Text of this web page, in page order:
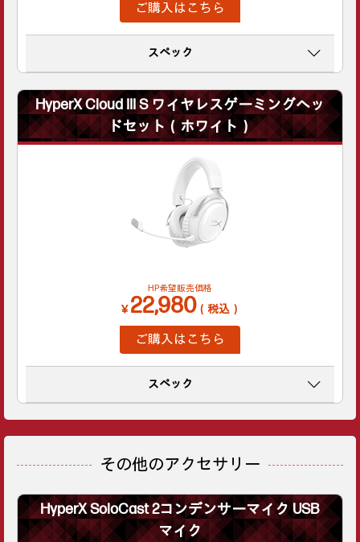
ご購入はこちら
スペック
HyperX Cloud III S ワイヤレスゲーミングヘッ
ドセット（ホワイト）
HP希望販売価格
￥22,980（税込）
ご購入はこちら
スペック
その他のアクセサリー
HyperX SoloCast 2コンデンサーマイク USB
マイク